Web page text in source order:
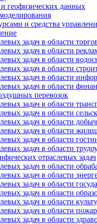
и геофизических данных
и средства
задач в области
задач в области
задач в области
задач в области
задач в области
задач в области
перевозок
задач в области
задач в области
задач в области
задач в области
задач в области
задач в области
отраслевых задач
задач в области
задач в области
задач в области
задач в области
задач в области
задач в области
задач в области